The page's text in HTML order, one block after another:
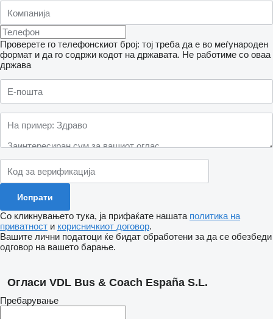
Проверете го телефонскиот број: тој треба да е во меѓународен
формат и да го содржи кодот на државата. Не работиме со оваа
држава
Со кликнувањето тука, ја прифаќате нашата политика на
приватност и корисничкиот договор.
Вашите лични податоци ќе бидат обработени за да се обезбеди
одговор на вашето барање.
Огласи VDL Bus & Coach España S.L.
Пребарување